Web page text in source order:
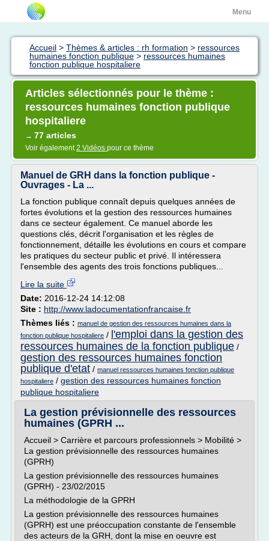
Menu
Accueil > Thèmes & articles : rh formation > ressources
humaines fonction publique > ressources humaines
fonction publique hospitaliere
Articles sélectionnés pour le thème :
ressources humaines fonction publique
hospitaliere
→ 77 articles
Voir également2 Vidéos pour ce thème
Manuel de GRH dans la fonction publique -
Ouvrages - La ...
La fonction publique connaît depuis quelques années de
fortes évolutions et la gestion des ressources humaines
dans ce secteur également. Ce manuel aborde les
questions clés, décrit l'organisation et les règles de
fonctionnement, détaille les évolutions en cours et compare
les pratiques du secteur public et privé. Il intéressera
l'ensemble des agents des trois fonctions publiques...
Lire la suite
Date: 2016-12-24 14:12:08
Site : http://www.ladocumentationfrancaise.fr
Thèmes liés : manuel de gestion des ressources humaines dans la
fonction publique hospitaliere / l'emploi dans la gestion des
ressources humaines de la fonction publique /
gestion des ressources humaines fonction
publique d'etat / manuel ressources humaines fonction publique
hospitaliere / gestion des ressources humaines fonction
publique hospitaliere
La gestion prévisionnelle des ressources
humaines (GPRH ...
Accueil > Carrière et parcours professionnels > Mobilité >
La gestion prévisionnelle des ressources humaines
(GPRH)
La gestion prévisionnelle des ressources humaines
(GPRH) - 23/02/2015
La méthodologie de la GPRH
La gestion prévisionnelle des ressources humaines
(GPRH) est une préoccupation constante de l'ensemble
des acteurs de la GRH, dont la mise en oeuvre est